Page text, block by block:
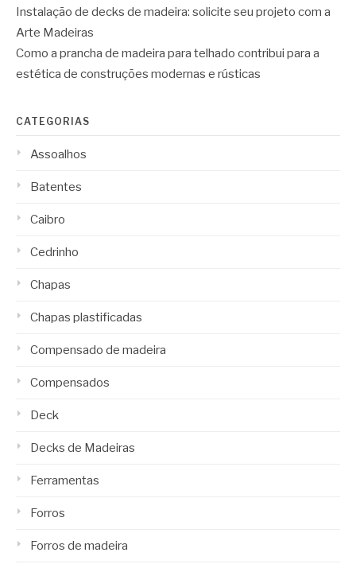
Instalação de decks de madeira: solicite seu projeto com a
Arte Madeiras
Como a prancha de madeira para telhado contribui para a
estética de construções modernas e rústicas
CATEGORIAS
Assoalhos
Batentes
Caibro
Cedrinho
Chapas
Chapas plastificadas
Compensado de madeira
Compensados
Deck
Decks de Madeiras
Ferramentas
Forros
Forros de madeira